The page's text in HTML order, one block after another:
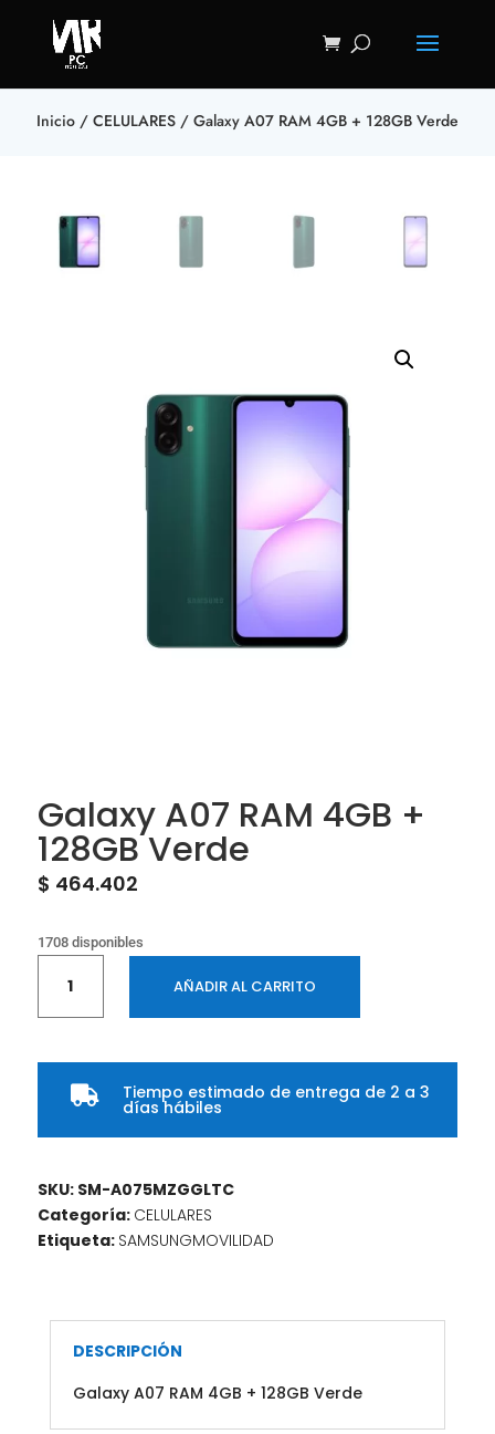
Inicio / CELULARES / Galaxy A07 RAM 4GB + 128GB Verde
Galaxy A07 RAM 4GB +
128GB Verde
$ 464.402
1708 disponibles
RAM
+
cantidad
AÑADIR AL CARRITO
 Tiempo estimado de entrega de 2 a 3
días hábiles
SKU: SM-A075MZGGLTC
Categoría: CELULARES
Etiqueta: SAMSUNGMOVILIDAD
DESCRIPCIÓN
Galaxy A07 RAM 4GB + 128GB Verde